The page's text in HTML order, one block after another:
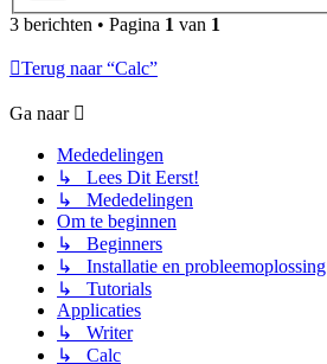
3 berichten • Pagina 1 van 1
Terug naar “Calc”
Ga naar
Mededelingen
↳ Lees Dit Eerst!
↳ Mededelingen
Om te beginnen
↳ Beginners
↳ Installatie en probleemoplossing
↳ Tutorials
Applicaties
↳ Writer
↳ Calc